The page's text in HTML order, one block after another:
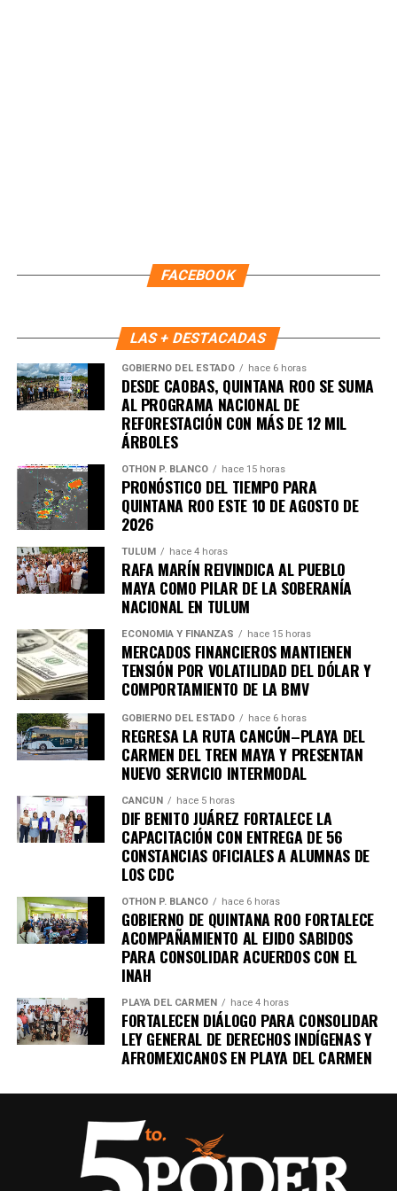
FACEBOOK
LAS + DESTACADAS
GOBIERNO DEL ESTADO hace 6 horas
DESDE CAOBAS, QUINTANA ROO SE SUMA
AL PROGRAMA NACIONAL DE
REFORESTACIÓN CON MÁS DE 12 MIL
ÁRBOLES
OTHON P. BLANCO hace 15 horas
PRONÓSTICO DEL TIEMPO PARA
QUINTANA ROO ESTE 10 DE AGOSTO DE
2026
TULUM hace 4 horas
RAFA MARÍN REIVINDICA AL PUEBLO
MAYA COMO PILAR DE LA SOBERANÍA
NACIONAL EN TULUM
ECONOMÍA Y FINANZAS hace 15 horas
MERCADOS FINANCIEROS MANTIENEN
TENSIÓN POR VOLATILIDAD DEL DÓLAR Y
COMPORTAMIENTO DE LA BMV
GOBIERNO DEL ESTADO hace 6 horas
REGRESA LA RUTA CANCÚN–PLAYA DEL
CARMEN DEL TREN MAYA Y PRESENTAN
NUEVO SERVICIO INTERMODAL
CANCÚN hace 5 horas
DIF BENITO JUÁREZ FORTALECE LA
CAPACITACIÓN CON ENTREGA DE 56
CONSTANCIAS OFICIALES A ALUMNAS DE
LOS CDC
OTHON P. BLANCO hace 6 horas
GOBIERNO DE QUINTANA ROO FORTALECE
ACOMPAÑAMIENTO AL EJIDO SABIDOS
PARA CONSOLIDAR ACUERDOS CON EL
INAH
PLAYA DEL CARMEN hace 4 horas
FORTALECEN DIÁLOGO PARA CONSOLIDAR
LEY GENERAL DE DERECHOS INDÍGENAS Y
AFROMEXICANOS EN PLAYA DEL CARMEN